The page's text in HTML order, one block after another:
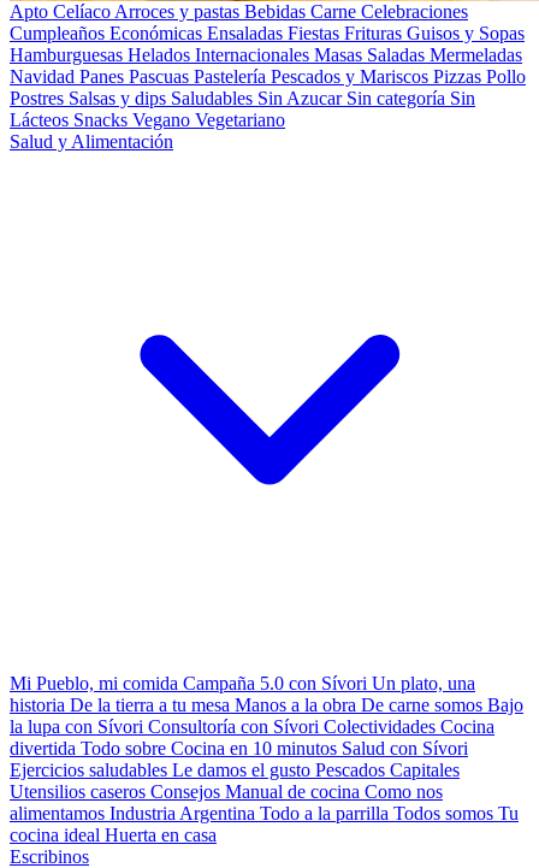
Apto Celíaco Arroces y pastas Bebidas Carne Celebraciones
Cumpleaños Económicas Ensaladas Fiestas Frituras Guisos y Sopas
Hamburguesas Helados Internacionales Masas Saladas Mermeladas
Navidad Panes Pascuas Pastelería Pescados y Mariscos Pizzas Pollo
Postres Salsas y dips Saludables Sin Azucar Sin categoría Sin
Lácteos Snacks Vegano Vegetariano
Salud y Alimentación
Mi Pueblo, mi comida Campaña 5.0 con Sívori Un plato, una
historia De la tierra a tu mesa Manos a la obra De carne somos Bajo
la lupa con Sívori Consultoría con Sívori Colectividades Cocina
divertida Todo sobre Cocina en 10 minutos Salud con Sívori
Ejercicios saludables Le damos el gusto Pescados Capitales
Utensilios caseros Consejos Manual de cocina Como nos
alimentamos Industria Argentina Todo a la parrilla Todos somos Tu
cocina ideal Huerta en casa
Escribinos